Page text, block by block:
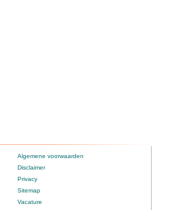
Algemene voorwaarden
Disclaimer
Privacy
Sitemap
Vacature